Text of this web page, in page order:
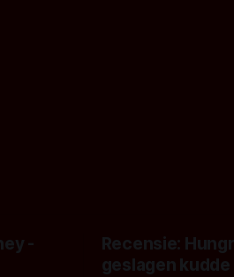
-
Recensie:
geslagen